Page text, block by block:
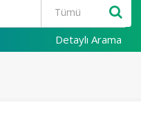
Detaylı Arama